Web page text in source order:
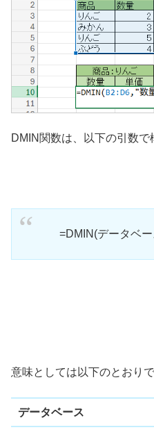
DMIN関数は、以下の引数で
=DMIN(データベ
意味としては以下のとおりで
データベース